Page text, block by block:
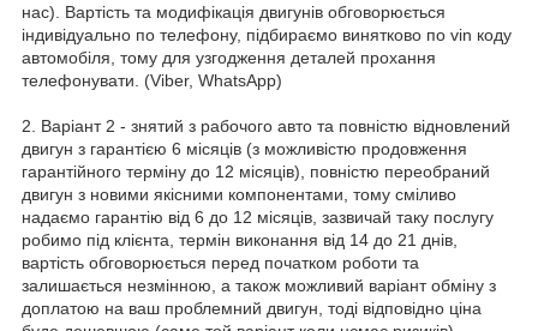
нас). Вартість та модифікація двигунів обговорюється
індивідуально по телефону, підбираємо винятково по vin коду
автомобіля, тому для узгодження деталей прохання
телефонувати. (Viber, WhatsApp)
2. Варіант 2 - знятий з рабочого авто та повністю відновлений
двигун з гарантією 6 місяців (з можливістю продовження
гарантійного терміну до 12 місяців), повністю переобраний
двигун з новими якісними компонентами, тому сміливо
надаємо гарантію від 6 до 12 місяців, зазвичай таку послугу
робимо під клієнта, термін виконання від 14 до 21 днів,
вартість обговорюється перед початком роботи та
залишається незмінною, а також можливий варіант обміну з
доплатою на ваш проблемний двигун, тоді відповідно ціна